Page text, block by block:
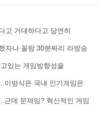
고 거대하다고 당연히
자나 꼴랑 30분짜리 라방송
있는 게임방향성을
이방식은 국내 인기게임은
근데 문제임? 혁신적인 게임